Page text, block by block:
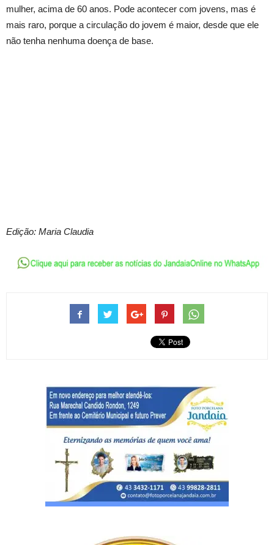
mulher, acima de 60 anos. Pode acontecer com jovens, mas é
mais raro, porque a circulação do jovem é maior, desde que ele
não tenha nenhuma doença de base.
Edição: Maria Claudia